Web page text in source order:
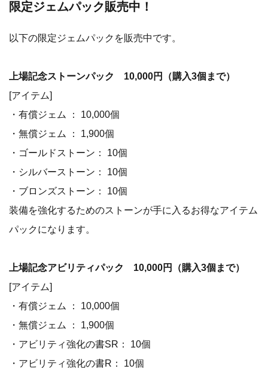
限定ジェムパック販売中！
以下の限定ジェムパックを販売中です。
上場記念ストーンパック 10,000円（購入3個まで）
[アイテム]
・有償ジェム ： 10,000個
・無償ジェム ： 1,900個
・ゴールドストーン： 10個
・シルバーストーン： 10個
・ブロンズストーン： 10個
装備を強化するためのストーンが手に入るお得なアイテム
パックになります。
上場記念アビリティパック 10,000円（購入3個まで）
[アイテム]
・有償ジェム ： 10,000個
・無償ジェム ： 1,900個
・アビリティ強化の書SR： 10個
・アビリティ強化の書R： 10個